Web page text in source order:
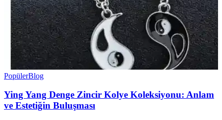
PopülerBlog
Ying Yang Denge Zincir Kolye Koleksiyonu: Anlam
ve Estetiğin Buluşması